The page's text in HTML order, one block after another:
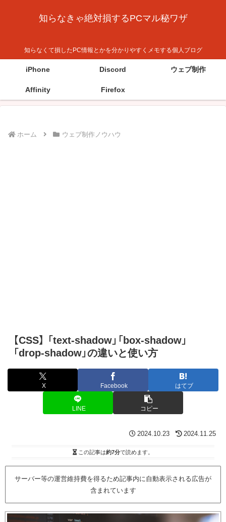
知らなきゃ絶対損するPCマル秘ワザ
知らなくて損したPC情報とかを分かりやすくメモする個人ブログ
iPhone Discord ウェブ制作
Affinity Firefox
ホーム ウェブ制作ノウハウ
【CSS】 「text-shadow」「box-shadow」
「drop-shadow」の違いと使い方
X Facebook はてブ
LINE コピー
2024.10.23 2024.11.25
この記事は約7分で読めます。
サーバー等の運営維持費を得るため記事内に自動表示される広告が
含まれています